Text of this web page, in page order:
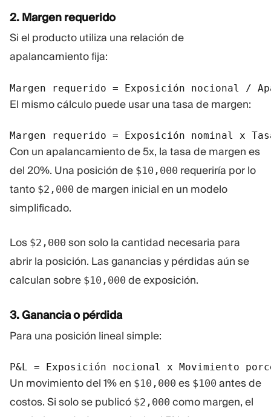
2. Margen requerido
Si el producto utiliza una relación de
apalancamiento fija:
Margen requerido = Exposición nocional /
El mismo cálculo puede usar una tasa de margen:
Margen requerido = Exposición nominal x
Con un apalancamiento de 5x, la tasa de margen es
del 20%. Una posición de $10,000 requeriría por lo
tanto $2,000 de margen inicial en un modelo
simplificado.
Los $2,000 son solo la cantidad necesaria para
abrir la posición. Las ganancias y pérdidas aún se
calculan sobre $10,000 de exposición.
3. Ganancia o pérdida
Para una posición lineal simple:
P&L = Exposición nocional x Movimiento
Un movimiento del 1% en $10,000 es $100 antes de
costos. Si solo se publicó $2,000 como margen, el